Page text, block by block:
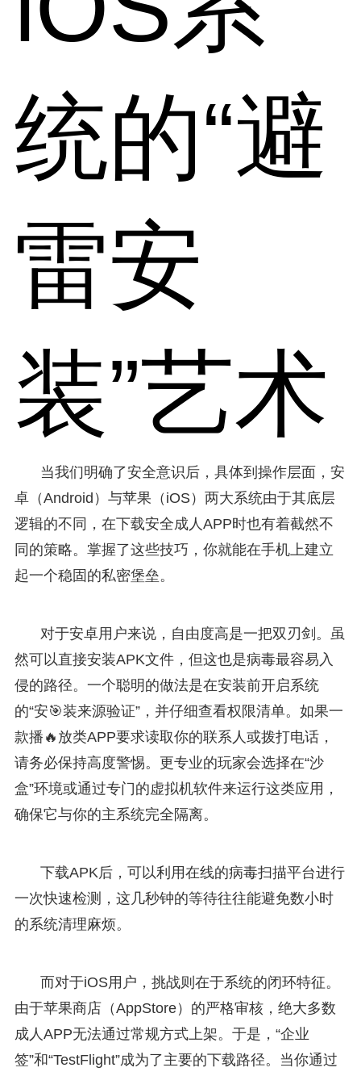
统的“避
雷安
装”艺术
当我们明确了安全意识后，具体到操作层面，安
卓（Android）与苹果（iOS）两大系统由于其底层
逻辑的不同，在下载安全成人APP时也有着截然不
同的策略。掌握了这些技巧，你就能在手机上建立
起一个稳固的私密堡垒。
对于安卓用户来说，自由度高是一把双刃剑。虽
然可以直接安装APK文件，但这也是病毒最容易入
侵的路径。一个聪明的做法是在安装前开启系统
的“安🎯装来源验证”，并仔细查看权限清单。如果一
款播🔥放类APP要求读取你的联系人或拨打电话，
请务必保持高度警惕。更专业的玩家会选择在“沙
盒”环境或通过专门的虚拟机软件来运行这类应用，
确保它与你的主系统完全隔离。
下载APK后，可以利用在线的病毒扫描平台进行
一次快速检测，这几秒钟的等待往往能避免数小时
的系统清理麻烦。
而对于iOS用户，挑战则在于系统的闭环特征。
由于苹果商店（AppStore）的严格审核，绝大多数
成人APP无法通过常规方式上架。于是，“企业
签”和“TestFlight”成为了主要的下载路径。当你通过